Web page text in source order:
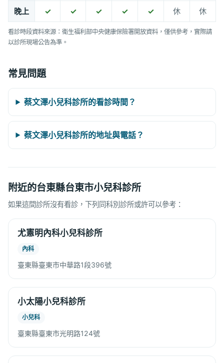
晚上 ✓ ✓ ✓ ✓ ✓ 休 休
看診時段資料來源：衛生福利部中央健康保險署開放資料，僅供參考，實際請
以診所現場公告為準。
常見問題
蔡文澤小兒科診所的看診時間？
蔡文澤小兒科診所的地址與電話？
附近的台東縣台東市小兒科診所
如果這間診所沒有看診，下列同科別診所或許可以參考：
尤憲明內科小兒科診所
內科
臺東縣臺東市中華路1段396號
小太陽小兒科診所
小兒科
臺東縣臺東市光明路124號